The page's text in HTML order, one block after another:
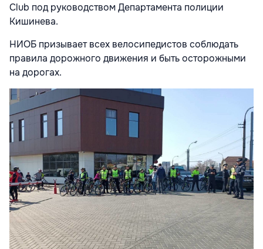
Club под руководством Департамента полиции
Кишинева.
НИОБ призывает всех велосипедистов соблюдать
правила дорожного движения и быть осторожными
на дорогах.